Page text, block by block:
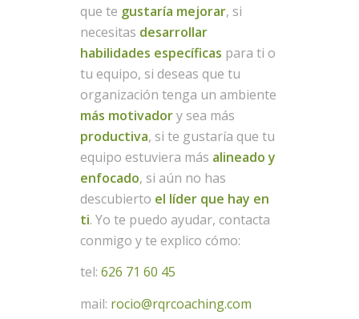
que te gustaría mejorar, si
necesitas desarrollar
habilidades específicas para ti o
tu equipo, si deseas que tu
organización tenga un ambiente
más motivadory sea más
productiva, si te gustaría que tu
equipo estuviera más alineado y
enfocado, si aún no has
descubierto el líder que hay en
ti. Yo te puedo ayudar, contacta
conmigo y te explico cómo:
tel: 626 71 60 45
mail: rocio@rqrcoaching.com